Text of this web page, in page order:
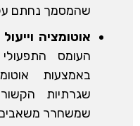
שהמסמך נחתם על
אוטומציה
באמצעות
שגרתיות
שמשחרר משאבים